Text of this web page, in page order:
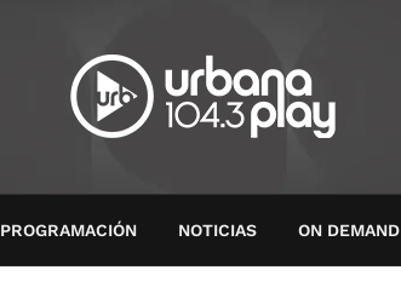
PROGRAMACIÓN NOTICIAS ON DEMAND